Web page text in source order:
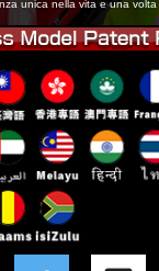
unica nella vita e una